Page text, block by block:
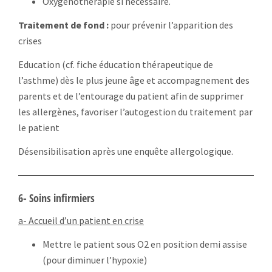
Traitement de fond : pour prévenir l’apparition des
crises
Education (cf. fiche éducation thérapeutique de
l’asthme) dès le plus jeune âge et accompagnement des
parents et de l’entourage du patient afin de supprimer
les allergènes, favoriser l’autogestion du traitement par
le patient
Désensibilisation après une enquête allergologique.
6- Soins infirmiers
a- Accueil d’un patient en crise
Mettre le patient sous O2 en position demi assise
(pour diminuer l’hypoxie)